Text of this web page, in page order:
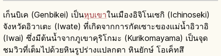
เก็นบิเค (Genbikei) เป็นหุบเขาในเมืองอิจิโนเซกิ (Ichinoseki)
จังหวัดอิวาเตะ (Iwate) ที่เกิดจากการกัดเซาะของแม่น้ำอิวาอิ
(Iwai) ซึ่งมีต้นน้ำจากภูเขาคุริโกมะ (Kurikomayama) เป็นจุด
ชมวิวที่เต็มไปด้วยหินรูปร่างแปลกตา หินยักษ์ โอเค็ทสึ